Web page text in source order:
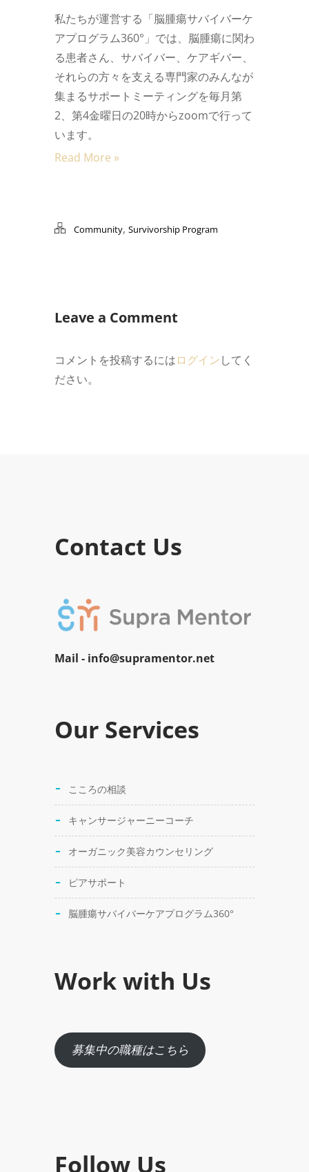
私たちが運営する「脳腫瘍サバイバーケ
アプログラム360°」では、脳腫瘍に関わ
る患者さん、サバイバー、ケアギバー、
それらの方々を支える専門家のみんなが
集まるサポートミーティングを毎月第
2、第4金曜日の20時からzoomで行って
います。
Read More »
Community, Survivorship Program
Leave a Comment
コメントを投稿するにはログインしてく
ださい。
Contact Us
Mail - info@supramentor.net
Our Services
こころの相談
キャンサージャーニーコーチ
オーガニック美容カウンセリング
ピアサポート
脳腫瘍サバイバーケアプログラム360°
Work with Us
募集中の職種はこちら
Follow Us